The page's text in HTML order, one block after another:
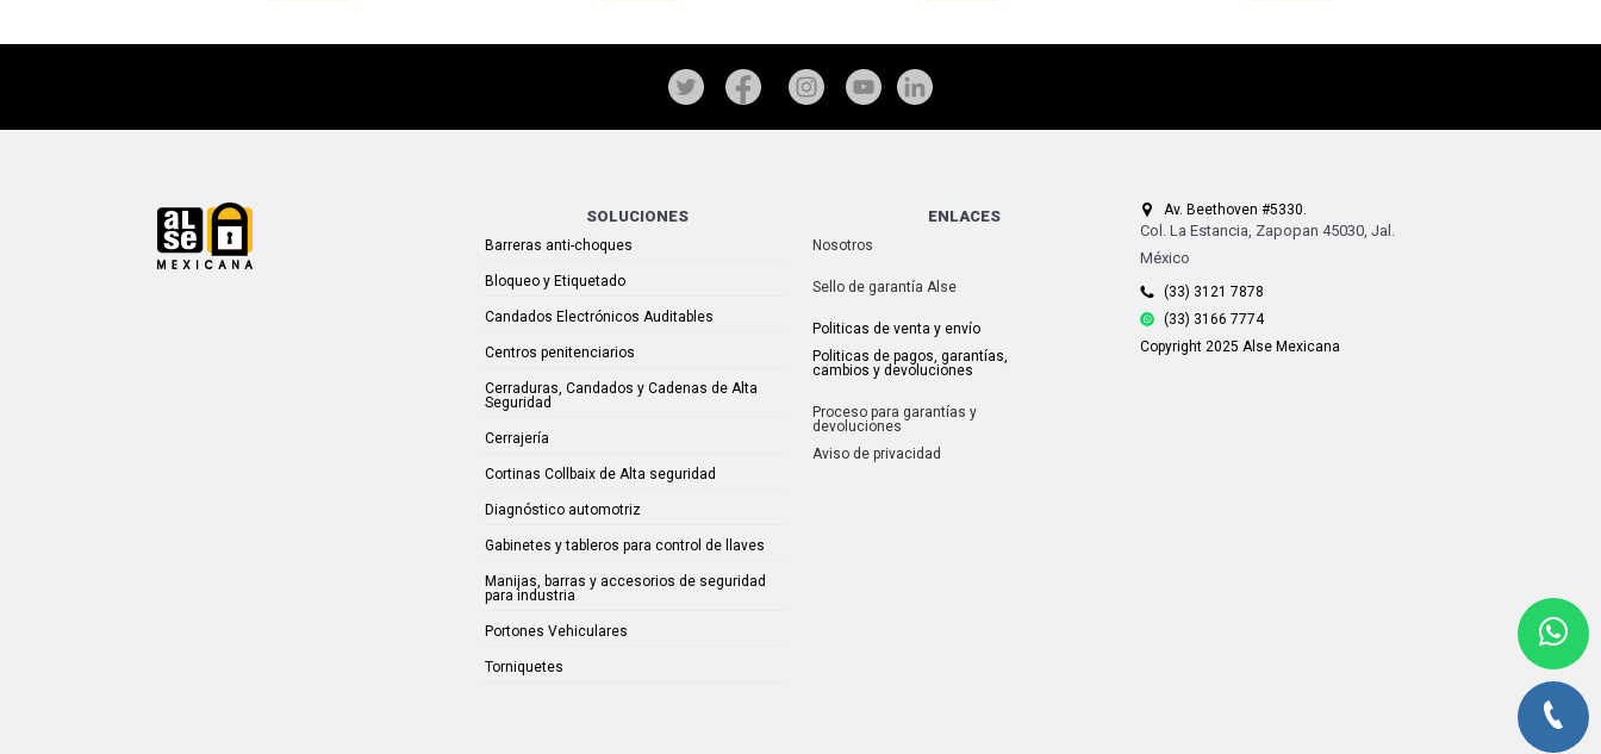
SOLUCIONES
Barreras anti-choques
Bloqueo y Etiquetado
Candados Electrónicos Auditables
Centros penitenciarios
Cerraduras, Candados y Cadenas de Alta
Seguridad
Cerrajería
Cortinas Collbaix de Alta seguridad
Diagnóstico automotriz
Gabinetes y tableros para control de llaves
Manijas, barras y accesorios de seguridad
para industria
Portones Vehiculares
Torniquetes
ENLACES
Nosotros
Sello de garantía Alse
Politicas de venta y envío
Politicas de pagos, garantías,
cambios y devoluciones
Proceso para garantías y
devoluciones
Aviso de privacidad
Av. Beethoven #5330.
Col. La Estancia, Zapopan 45030, Jal.
México
(33) 3121 7878
(33) 3166 7774
Copyright 2025 Alse Mexicana